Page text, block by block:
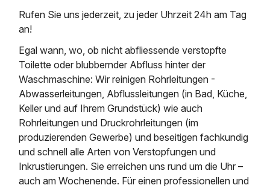
Kontakt
Rufen Sie uns jederzeit, zu jeder Uhrzeit 24h am Tag
an!
Egal wann, wo, ob nicht abfliessende verstopfte
Toilette oder blubbernder Abfluss hinter der
Waschmaschine: Wir reinigen Rohrleitungen -
Abwasserleitungen, Abflussleitungen (in Bad, Küche,
Keller und auf Ihrem Grundstück) wie auch
Rohrleitungen und Druckrohrleitungen (im
produzierenden Gewerbe) und beseitigen fachkundig
und schnell alle Arten von Verstopfungen und
Inkrustierungen. Sie erreichen uns rund um die Uhr –
auch am Wochenende. Für einen professionellen und